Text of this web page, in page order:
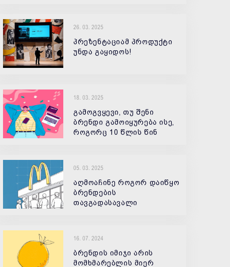
26. 03. 2025
პრეზენტაციამ პროდუქტი
უნდა გაყიდოს!
18. 03. 2025
გამოგვყევი, თუ შენი
ბრენდი გამოიყურება ისე,
როგორც 10 წლის წინ
05. 03. 2025
აღმოაჩინე როგორ დაიწყო
ბრენდების
თავგადასავალი
16. 07. 2024
ბრენდის იმიჯი არის
მომხმარებლის მიერ